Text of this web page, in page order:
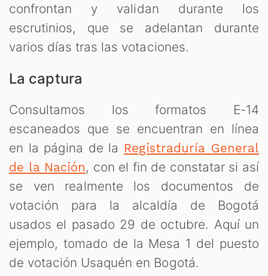
confrontan y validan durante los
escrutinios, que se adelantan durante
varios días tras las votaciones.
La captura
Consultamos los formatos E-14
escaneados que se encuentran en línea
en la página de la Registraduría General
de la Nación, con el fin de constatar si así
se ven realmente los documentos de
votación para la alcaldía de Bogotá
usados el pasado 29 de octubre. Aquí un
ejemplo, tomado de la Mesa 1 del puesto
de votación Usaquén en Bogotá.